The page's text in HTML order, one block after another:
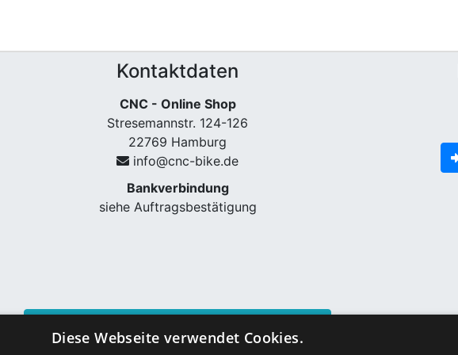
Kontaktdaten
CNC - Online Shop
Stresemannstr. 124-126
22769 Hamburg
info@cnc-bike.de
Bankverbindung
siehe Auftragsbestätigung
Diese Webseite verwendet Cookies.